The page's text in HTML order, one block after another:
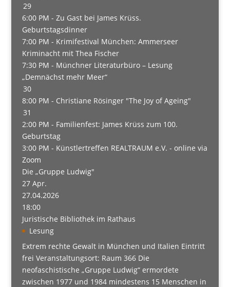
29
6:00 PM - Zu Gast bei James Krüss.
Geburtstagsdinner
7:00 PM - Krimifestival München: Ammerseer
Kriminacht mit Thea Fischer
7:30 PM - Münchner Literaturbüro – Lesung
„Demnächst mehr Meer“
30
8:00 PM - Christiane Rösinger "The Joy of Ageing"
31
2:00 PM - Familienfest: James Krüss zum 100.
Geburtstag
3:00 PM - Künstlertreffen REALTRAUM e.V. - online via
Zoom
Die „Gruppe Ludwig"
27 Apr.
27.04.2026
18:00
Juristische Bibliothek im Rathaus
Lesung
Extrem rechte Gewalt in München und Italien Eintritt
frei Veranstaltungsort: Raum 366 Die
neofaschistische „Gruppe Ludwig“ ermordete
zwischen 1977 und 1984 mindestens 15 Menschen in